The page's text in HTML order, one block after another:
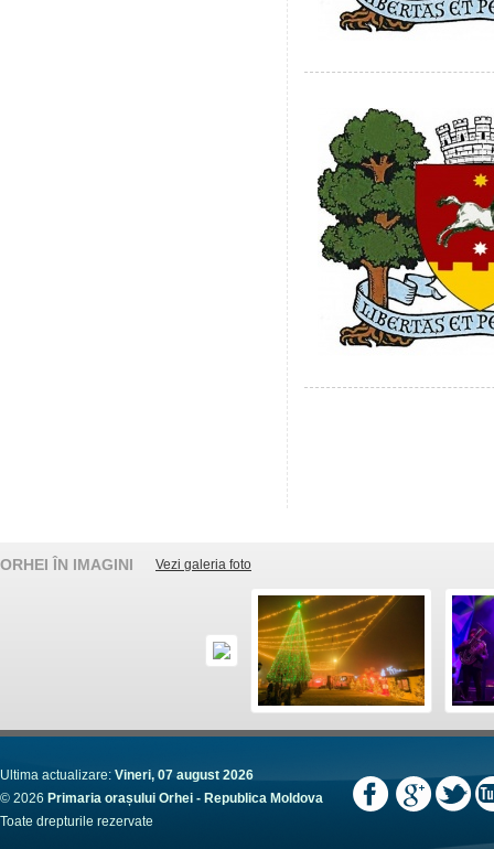
ORHEI ÎN IMAGINI Vezi galeria foto
Ultima actualizare: Vineri, 07 august 2026
© 2026 Primaria orașului Orhei - Republica Moldova
Toate drepturile rezervate